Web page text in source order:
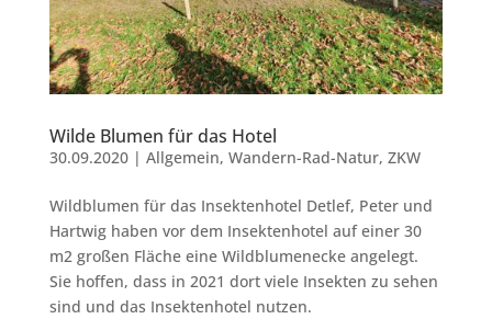
Wilde Blumen für das Hotel
30.09.2020| Allgemein, Wandern-Rad-Natur, ZKW
Wildblumen für das Insektenhotel Detlef, Peter und
Hartwig haben vor dem Insektenhotel auf einer 30
m2 großen Fläche eine Wildblumenecke angelegt.
Sie hoffen, dass in 2021 dort viele Insekten zu sehen
sind und das Insektenhotel nutzen.